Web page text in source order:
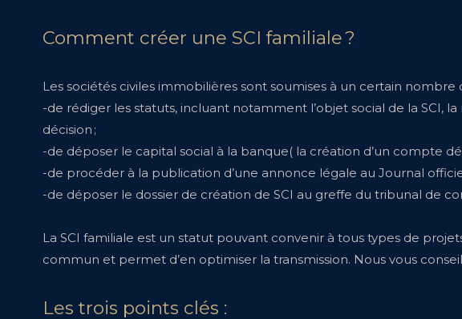
Comment créer une SCI familiale ?
Les sociétés civiles immobilières sont soumises à un certain
-de rédiger les statuts, incluant notamment l’objet social de la SCI,
décision ;
-de déposer le capital social à la banque( la création d’un compte
-de procéder à la publication d’une annonce légale au Journal
-de déposer le dossier de création de SCI au greffe du tribunal de
La SCI familiale est un statut pouvant convenir à tous types de
commun et permet d’en optimiser la transmission. Nous vous
Les trois points clés :